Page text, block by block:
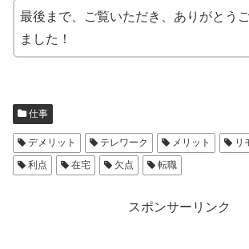
最後まで、ご覧いただき、ありがとう
ました！
仕事
デメリット テレワーク メリット
リ
利点
在宅 欠点 転職
スポンサーリンク